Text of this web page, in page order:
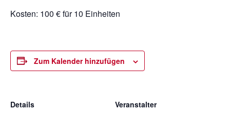
Kosten: 100 € für 10 Einheiten
Zum Kalender hinzufügen
Details
Veranstalter